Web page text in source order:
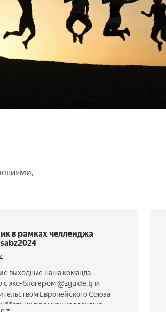
в рамках челленджа
выходные наша команда
с эко-блогером @zguide.tj и
Европейского Союза
в рамках челленджа